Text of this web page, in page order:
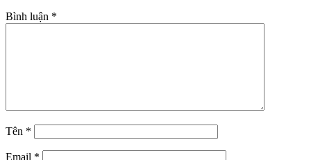
Bình luận *
Tên *
Email *